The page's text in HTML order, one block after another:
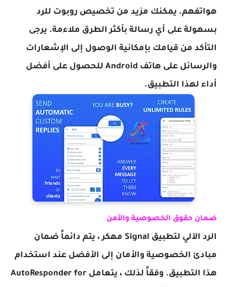
هواتفهم. يمكنك مزيد من تخصيص روبوت للرد
بسهولة على أي رسالة بأكثر الطرق ملاءمة. يرجى
التأكد من قيامك بإمكانية الوصول إلى الإشعارات
والرسائل على هاتف Android للحصول على أفضل
أداء لهذا التطبيق.
ضمان حقوق الخصوصية والأمن
الرد الآلي لتطبيق Signal مهكر ، يتم دائماً ضمان
مبادئ الخصوصية والأمان إلى الأفضل عند استخدام
هذا التطبيق. وفقاً لذلك ، يتعامل AutoResponder for